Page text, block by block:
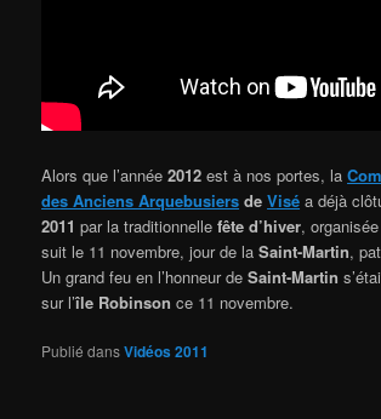
Alors que l’année2012 est à nos portes, la
des Anciens Arquebusiers deVisé a déjà
2011 par la traditionnellefête d’hiver,
suit le 11 novembre, jour de laSaint-Martin,
Un grand feu en l’honneur deSaint-Martin
sur l’île Robinson ce 11 novembre.
Publié dansVidéos 2011